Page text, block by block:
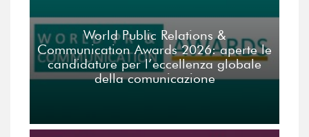
World Public Relations &
Communication Awards 2026: aperte le
candidature per l’eccellenza globale
della comunicazione